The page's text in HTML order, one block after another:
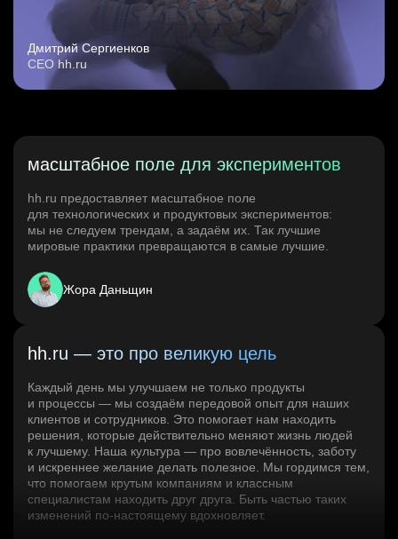
Дмитрий Сергиенков
CEO hh.ru
масштабное поле для экспериментов
hh.ru предоставляет масштабное поле
для технологических и продуктовых экспериментов:
мы не следуем трендам, а задаём их. Так лучшие
мировые практики превращаются в самые лучшие.
Жора Даньщин
hh.ru — это про великую цель
Каждый день мы улучшаем не только продукты
и процессы — мы создаём передовой опыт для наших
клиентов и сотрудников. Это помогает нам находить
решения, которые действительно меняют жизнь людей
к лучшему. Наша культура — про вовлечённость, заботу
и искреннее желание делать полезное. Мы гордимся тем,
что помогаем крутым компаниям и классным
специалистам находить друг друга. Быть частью таких
изменений по‑настоящему вдохновляет.